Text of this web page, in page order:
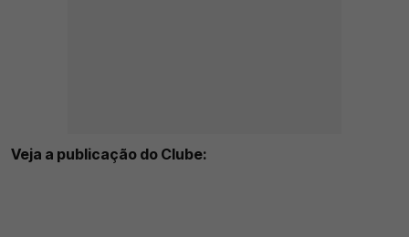
Veja a publicação do Clube: